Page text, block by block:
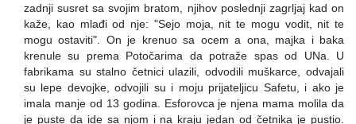
zadnji susret sa svojim bratom, njihov poslednji zagrljaj kad on
kaže, kao mlađi od nje: "Sejo moja, nit te mogu vodit, nit te
mogu ostaviti". On je krenuo sa ocem a ona, majka i baka
krenule su prema Potočarima da potraže spas od UNa. U
fabrikama su stalno četnici ulazili, odvodili muškarce, odvajali
su lepe devojke, odvojili su i moju prijateljicu Safetu, i ako je
imala manje od 13 godina. Esforovca je njena mama molila da
je puste da ide sa njom i na kraju jedan od četnika je pustio.